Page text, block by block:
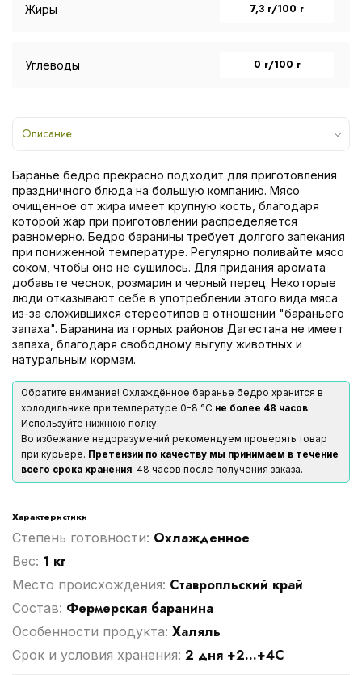
Жиры 7,3 г/100 г
Углеводы 0 г/100 г
Описание
Баранье бедро прекрасно подходит для приготовления
праздничного блюда на большую компанию. Мясо
очищенное от жира имеет крупную кость, благодаря
которой жар при приготовлении распределяется
равномерно. Бедро баранины требует долгого запекания
при пониженной температуре. Регулярно поливайте мясо
соком, чтобы оно не сушилось. Для придания аромата
добавьте чеснок, розмарин и черный перец. Некоторые
люди отказывают себе в употреблении этого вида мяса
из-за сложившихся стереотипов в отношении "бараньего
запаха". Баранина из горных районов Дагестана не имеет
запаха, благодаря свободному выгулу животных и
натуральным кормам.
Обратите внимание! Охлаждённое баранье бедро хранится в
холодильнике при температуре 0-8 °С не более 48 часов.
Используйте нижнюю полку.
Во избежание недоразумений рекомендуем проверять товар
при курьере. Претензии по качеству мы принимаем в течение
всего срока хранения: 48 часов после получения заказа.
Характеристики
Степень готовности: Охлажденное
Вес: 1 кг
Место происхождения: Ставропльский край
Cостав: Фермерская баранина
Особенности продукта: Халяль
Срок и условия хранения: 2 дня +2...+4С